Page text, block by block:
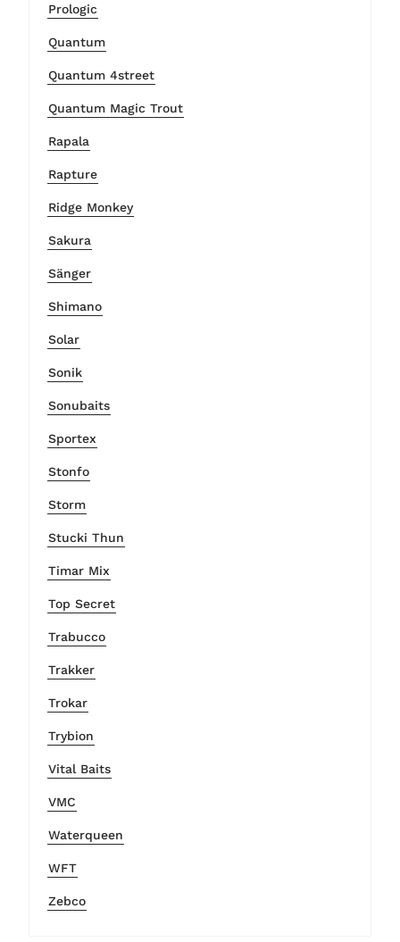
Prologic
Quantum
Quantum 4street
Quantum Magic Trout
Rapala
Rapture
Ridge Monkey
Sakura
Sänger
Shimano
Solar
Sonik
Sonubaits
Sportex
Stonfo
Storm
Stucki Thun
Timar Mix
Top Secret
Trabucco
Trakker
Trokar
Trybion
Vital Baits
VMC
Waterqueen
WFT
Zebco